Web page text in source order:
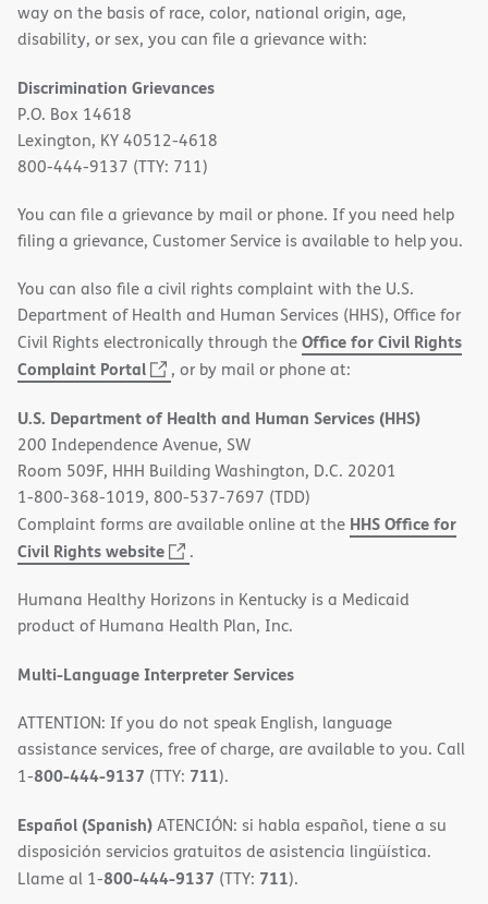
way on the basis of race, color, national origin, age,
disability, or sex, you can file a grievance with:
Discrimination Grievances
P.O. Box 14618
Lexington, KY 40512-4618
800-444-9137 (TTY: 711)
You can file a grievance by mail or phone. If you need help
filing a grievance, Customer Service is available to help you.
You can also file a civil rights complaint with the U.S.
Department of Health and Human Services (HHS), Office for
Civil Rights electronically through theOffice for Civil Rights
Complaint Portal
(opens
new
window)
, or by mail or phone at:
U.S. Department of Health and Human Services (HHS)
200 Independence Avenue, SW
Room 509F, HHH Building Washington, D.C. 20201
1-800-368-1019, 800-537-7697 (TDD)
Complaint forms are available online at the HHS Office for
Civil Rights website
(opens
new
window)
.
Humana Healthy Horizons in Kentucky is a Medicaid
product of Humana Health Plan, Inc.
Multi-Language Interpreter Services
ATTENTION: If you do not speak English, language
assistance services, free of charge, are available to you. Call
1-800-444-9137 (TTY: 711).
Español (Spanish)ATENCIÓN: si habla español, tiene a su
disposición servicios gratuitos de asistencia lingüística.
Llame al 1-800-444-9137 (TTY: 711).